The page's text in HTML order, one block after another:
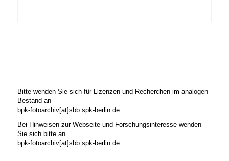
Bitte wenden Sie sich für Lizenzen und Recherchen im analogen
Bestand an
bpk-fotoarchiv[at]sbb.spk-berlin.de
Bei Hinweisen zur Webseite und Forschungsinteresse wenden
Sie sich bitte an
bpk-fotoarchiv[at]sbb.spk-berlin.de